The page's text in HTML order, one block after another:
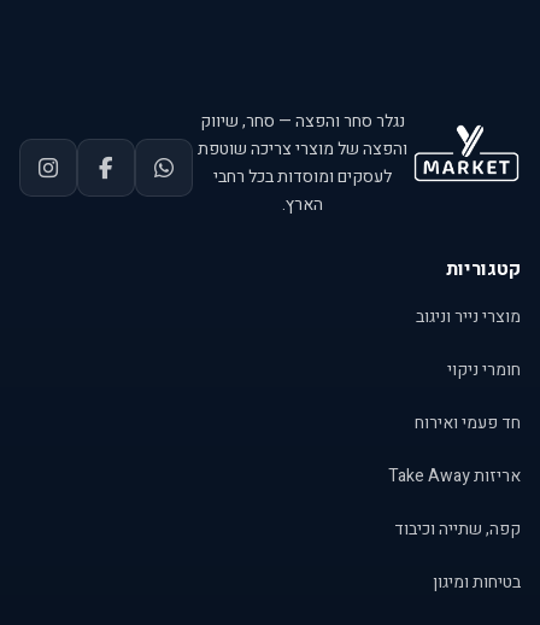
נגלר סחר והפצה — סחר, שיווק
והפצה של מוצרי צריכה שוטפת
לעסקים ומוסדות בכל רחבי
הארץ.
קטגוריות
מוצרי נייר וניגוב
חומרי ניקוי
חד פעמי ואירוח
אריזות Take Away
קפה, שתייה וכיבוד
בטיחות ומיגון